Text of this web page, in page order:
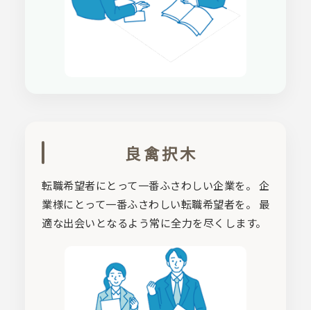
良禽択木
転職希望者にとって一番ふさわしい企業を。 企
業様にとって一番ふさわしい転職希望者を。 最
適な出会いとなるよう常に全力を尽くします。